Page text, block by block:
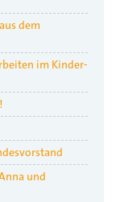
dem
im Kinder-
und